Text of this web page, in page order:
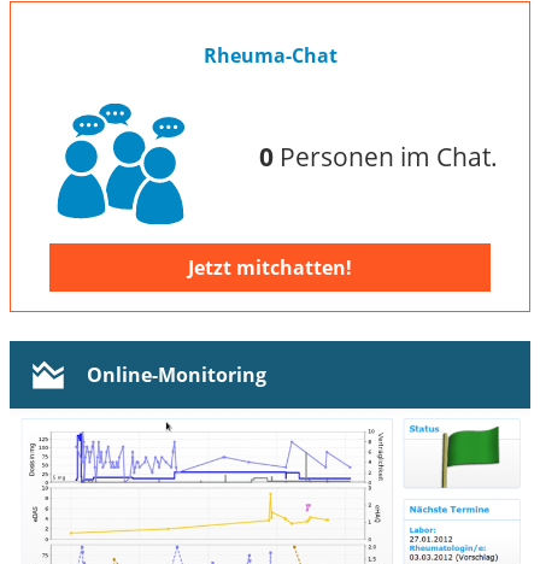
Rheuma-Chat
0Personen im Chat.
Jetzt mitchatten!
Online-Monitoring